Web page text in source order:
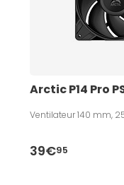
Arctic P14 Pro
Ventilateur 140 mm,
39€95